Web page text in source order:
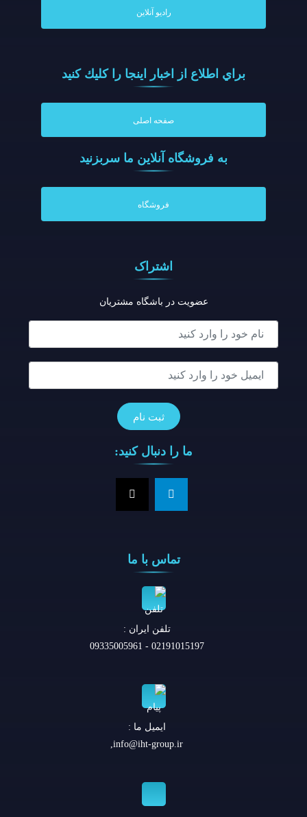
رادیو آنلاین
براي اطلاع از اخبار اينجا را كليك كنيد
صفحه اصلی
به فروشگاه آنلاين ما سربزنيد
فروشگاه
اشتراک
عضویت در باشگاه مشتریان
ما را دنبال کنید:
تماس با ما
تلفن ايران :
02191015197 - 09335005961
ایمیل ما :
info@iht-group.ir
,